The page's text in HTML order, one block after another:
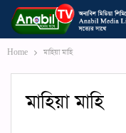
Home মাহিয়া মাহি
মাহিয়া মাহি